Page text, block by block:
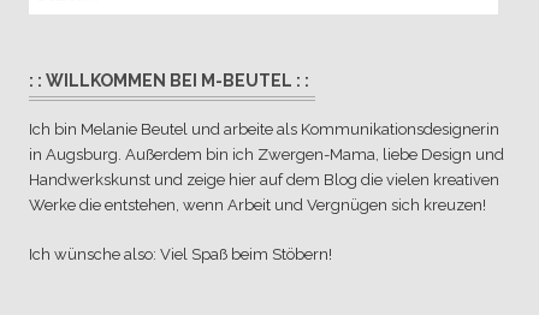
: : WILLKOMMEN BEI M-BEUTEL : :
Ich bin Melanie Beutel und arbeite als Kommunikationsdesignerin
in Augsburg. Außerdem bin ich Zwergen-Mama, liebe Design und
Handwerkskunst und zeige hier auf dem Blog die vielen kreativen
Werke die entstehen, wenn Arbeit und Vergnügen sich kreuzen!
Ich wünsche also: Viel Spaß beim Stöbern!